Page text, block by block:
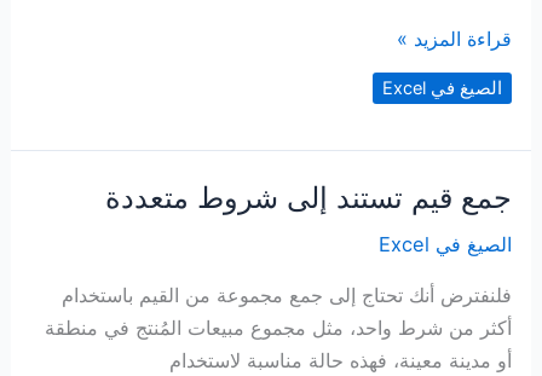
حساب
النسب
المئوية
قراءة المزيد »
الصيغ في Excel
جمع قيم تستند إلى شروط متعددة
الصيغ في Excel
فلنفترض أنك تحتاج إلى جمع مجموعة من القيم باستخدام
أكثر من شرط واحد، مثل مجموع مبيعات المُنتج في منطقة
أو مدينة معينة، فهذه حالة مناسبة لاستخدام